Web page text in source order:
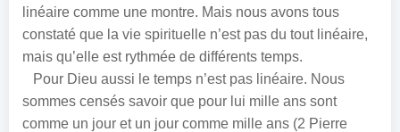
linéaire comme une montre. Mais nous avons tous
constaté que la vie spirituelle n’est pas du tout linéaire,
mais qu’elle est rythmée de différents temps.
Pour Dieu aussi le temps n’est pas linéaire. Nous
sommes censés savoir que pour lui mille ans sont
comme un jour et un jour comme mille ans (2 Pierre